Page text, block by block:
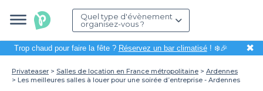
Quel type d'évènement
organisez-vous ?
Trop chaud pour faire la fête ? Réservez un bar climatisé! ❄️🎉 ✖
Privateaser Salles de location en France métropolitaine
Ardennes
Les meilleures salles à louer pour une soirée d’entreprise - Ardennes